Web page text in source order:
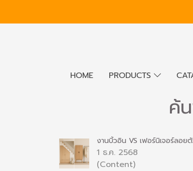
HOME PRODUCTS
ค้
งานบิ้วอิน VS เฟอร์นิเจอร์ลอย
1 ธ.ค. 2568
(Content)